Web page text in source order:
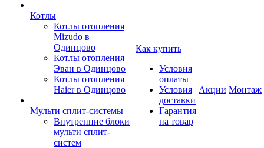
Котлы
Котлы отопления
Mizudo в
Одинцово
Котлы отопления
Эван в Одинцово
Котлы отопления
Haier в Одинцово
Мульти сплит-системы
Внутренние блоки
мульти сплит-
систем
Как купить
Условия
оплаты
Условия
доставки
Гарантия
на товар
Акции Монтаж